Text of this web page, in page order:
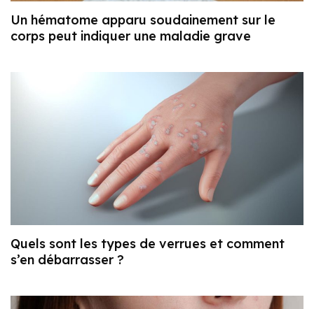
Un hématome apparu soudainement sur le
corps peut indiquer une maladie grave
Quels sont les types de verrues et comment
s’en débarrasser ?